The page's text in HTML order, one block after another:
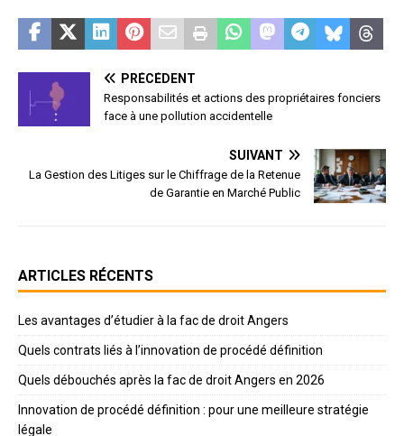
PRÉCÉDENT
Responsabilités et actions des propriétaires fonciers
face à une pollution accidentelle
SUIVANT
La Gestion des Litiges sur le Chiffrage de la Retenue
de Garantie en Marché Public
ARTICLES RÉCENTS
Les avantages d’étudier à la fac de droit Angers
Quels contrats liés à l’innovation de procédé définition
Quels débouchés après la fac de droit Angers en 2026
Innovation de procédé définition : pour une meilleure stratégie
légale